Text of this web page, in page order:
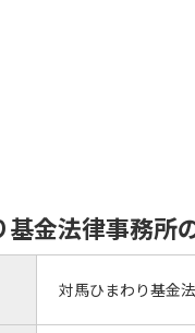
基金法律事務所
対馬ひまわり基金